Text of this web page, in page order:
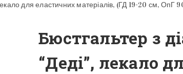
для еластичних матеріалів, (ГД 19-20 см, ОпГ
Бюстгальтер з
“Деді”, лекало